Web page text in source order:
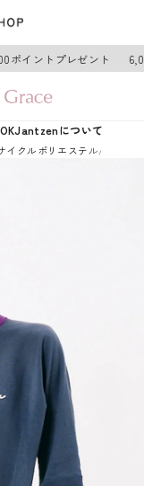
イントプレゼント
Jantzenについて
イクルポリエステル/ウォッ